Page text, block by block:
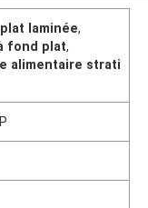
laminée,
fond plat,
alimentaire strati